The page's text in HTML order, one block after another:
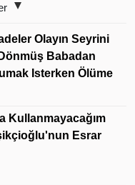
Olayın Seyrini
Babadan
Isterken Ölüme
Kullanmayacağım
Esrar